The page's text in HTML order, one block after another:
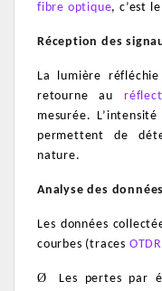
fibre optique, c’est
Réception des
La lumière
retourne au
mesurée.
permettent de
nature.
Analyse des données
Les données
courbes (traces OTDR
Ø Les pertes par